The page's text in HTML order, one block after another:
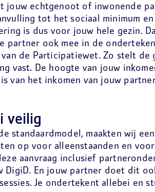
jouw echtgenoot of inwonende
tot het sociaal minimum en
is dus voor jouw hele gezin.
partner ook mee in de
van de Participatiewet. Zo stelt de
vast. De hoogte van jouw
van het inkomen van jouw
veilig
standaardmodel, maakten wij
op voor alleenstaanden en voor
aanvraag inclusief
DigiD. En jouw partner doet dit
Je ondertekent allebei en